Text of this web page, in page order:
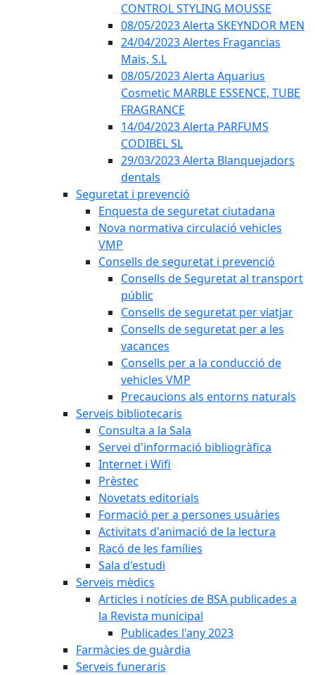
CONTROL STYLING MOUSSE
08/05/2023 Alerta SKEYNDOR MEN
24/04/2023 Alertes Fragancias
Mais, S.L
08/05/2023 Alerta Aquarius
Cosmetic MARBLE ESSENCE, TUBE
FRAGRANCE
14/04/2023 Alerta PARFUMS
CODIBEL SL
29/03/2023 Alerta Blanquejadors
dentals
Seguretat i prevenció
Enquesta de seguretat ciutadana
Nova normativa circulació vehicles
VMP
Consells de seguretat i prevenció
Consells de Seguretat al transport
públic
Consells de seguretat per viatjar
Consells de seguretat per a les
vacances
Consells per a la conducció de
vehicles VMP
Precaucions als entorns naturals
Serveis bibliotecaris
Consulta a la Sala
Servei d'informació bibliogràfica
Internet i Wifi
Prèstec
Novetats editorials
Formació per a persones usuàries
Activitats d'animació de la lectura
Racó de les famílies
Sala d'estudi
Serveis mèdics
Articles i notícies de BSA publicades a
la Revista municipal
Publicades l'any 2023
Farmàcies de guàrdia
Serveis funeraris